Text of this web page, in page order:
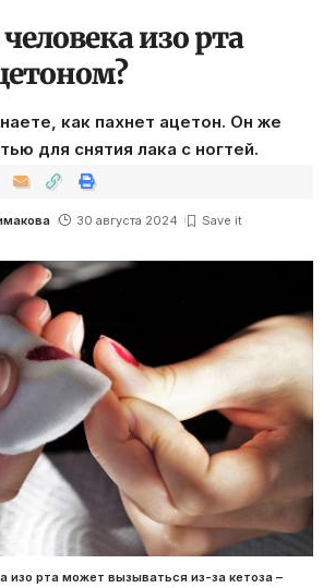
изо рта
как пахнет ацетон. Он же
для снятия лака с ногтей.
30 августа 2024
изо рта может вызываться из-за кетоза –